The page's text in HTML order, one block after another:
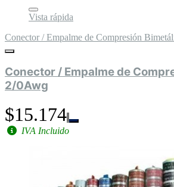
Vista rápida
Conector / Empalme de Compresión
Conector / Empalme de
2/0Awg
$15.174
IVA Incluido